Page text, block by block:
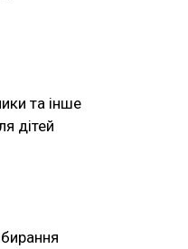
та інше
дітей